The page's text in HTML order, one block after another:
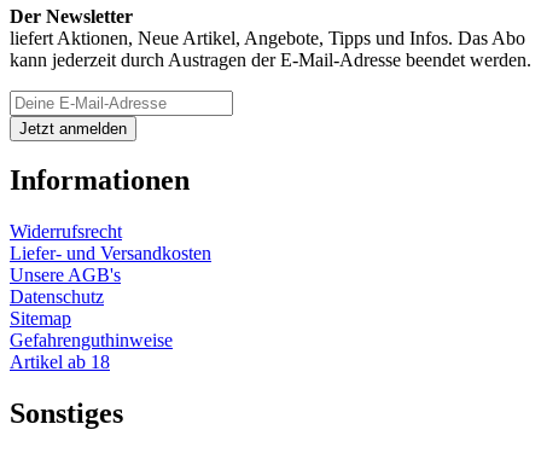
Der Newsletter
liefert Aktionen, Neue Artikel, Angebote, Tipps und Infos. Das Abo
kann jederzeit durch Austragen der E-Mail-Adresse beendet werden.
Informationen
Widerrufsrecht
Liefer- und Versandkosten
Unsere AGB's
Datenschutz
Sitemap
Gefahrenguthinweise
Artikel ab 18
Sonstiges